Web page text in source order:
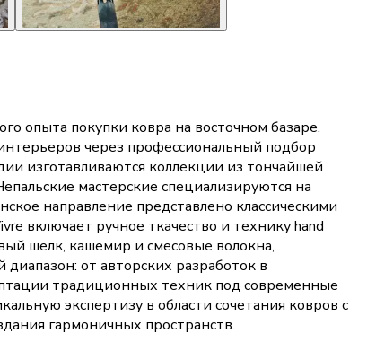
опыта покупки ковра на восточном базаре.
через профессиональный подбор
изготавливаются коллекции из тончайшей
мастерские специализируются на
направление представлено классическими
включает ручное ткачество и технику hand
шелк, кашемир и смесовые волокна,
от авторских разработок в
традиционных техник под современные
экспертизу в области сочетания ковров с
гармоничных пространств.